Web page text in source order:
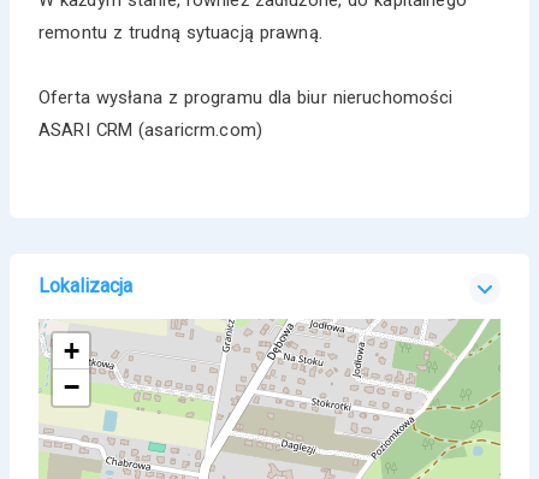
remontu z trudną sytuacją prawną.
Oferta wysłana z programu dla biur nieruchomości
ASARI CRM (asaricrm.com)
Lokalizacja
+
−